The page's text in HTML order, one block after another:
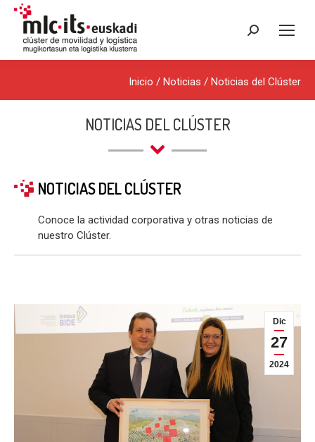
Buscar:
Inicio / Noticias / Noticias del Clúster
NOTICIAS DEL CLÚSTER
NOTICIAS DEL CLÚSTER
Conoce la actividad corporativa y otras noticias de
nuestro Clúster.
Dic
27
2024